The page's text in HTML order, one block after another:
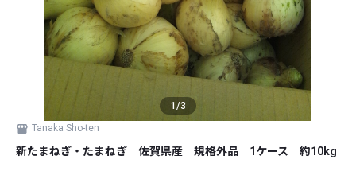
1/3
Tanaka Sho-ten
新たまねぎ・たまねぎ 佐賀県産 規格外品 1ケース 約10kg